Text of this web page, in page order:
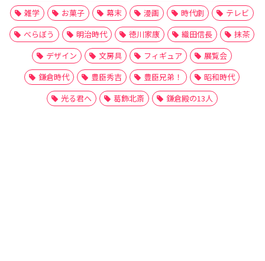
雑学
お菓子 幕末 漫画 時代劇
テレビ
べらぼう
明治時代 徳川家康 織田信長
抹茶
デザイン
文房具 フィギュア
展覧会
鎌倉時代
豊臣秀吉 豊臣兄弟！
昭和時代
光る君へ
葛飾北斎 鎌倉殿の13人